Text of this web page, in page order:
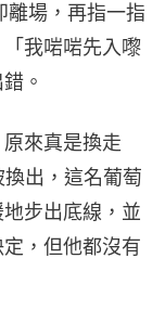
離場，再指一指
我啱啱先入嚟
。
來真是換走
出，這名葡萄
步出底線，並
，但他都沒有